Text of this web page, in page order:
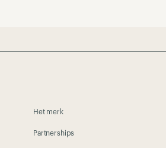
Het merk
Partnerships